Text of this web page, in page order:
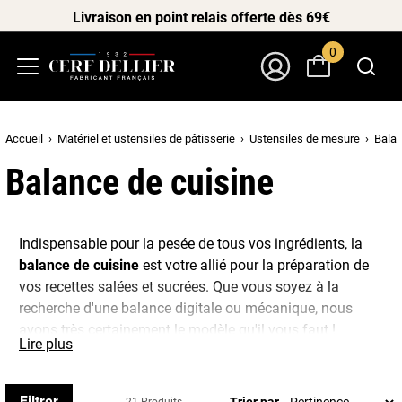
Livraison en point relais offerte dès 69€
0
Accueil Matériel et ustensiles de pâtisserie Ustensiles de mesure
Balance de cuisine
Indispensable pour la pesée de tous vos ingrédients, la
balance de cuisine est votre allié pour la préparation de
vos recettes salées et sucrées. Que vous soyez à la
recherche d'une balance digitale ou mécanique, nous
avons très certainement le modèle qu'il vous faut !
mécaniques et digitales pour vous aider à mesurer avec
Lire plus